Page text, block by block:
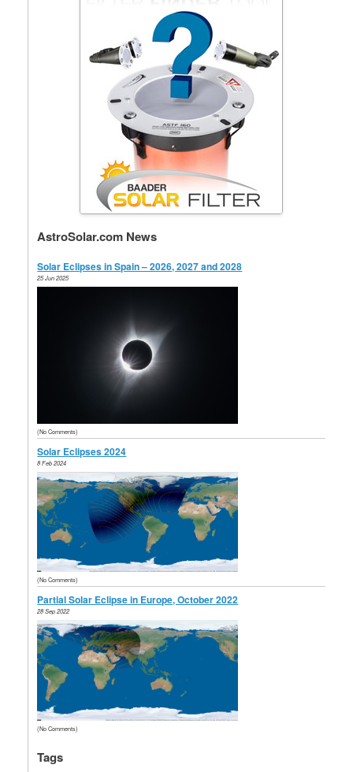
AstroSolar.com News
Solar Eclipses in Spain – 2026, 2027 and 2028
25 Jun 2025
(No Comments)
Solar Eclipses 2024
8 Feb 2024
(No Comments)
Partial Solar Eclipse in Europe, October 2022
28 Sep 2022
(No Comments)
Tags